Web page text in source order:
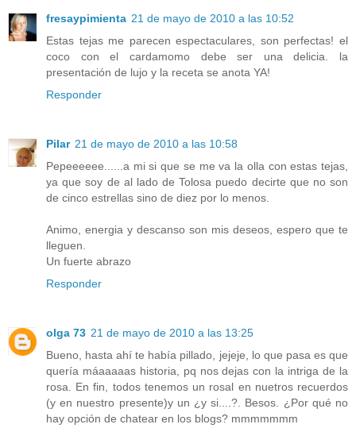
fresaypimienta 21 de mayo de 2010 a las 10:52
Estas tejas me parecen espectaculares, son perfectas! el
coco con el cardamomo debe ser una delicia. la
presentación de lujo y la receta se anota YA!
Responder
Pilar 21 de mayo de 2010 a las 10:58
Pepeeeeee......a mi si que se me va la olla con estas tejas,
ya que soy de al lado de Tolosa puedo decirte que no son
de cinco estrellas sino de diez por lo menos.
Animo, energia y descanso son mis deseos, espero que te
lleguen.
Un fuerte abrazo
Responder
olga 73 21 de mayo de 2010 a las 13:25
Bueno, hasta ahí te había pillado, jejeje, lo que pasa es que
quería máaaaaas historia, pq nos dejas con la intriga de la
rosa. En fin, todos tenemos un rosal en nuetros recuerdos
(y en nuestro presente)y un ¿y si....?. Besos. ¿Por qué no
hay opción de chatear en los blogs? mmmmmmm